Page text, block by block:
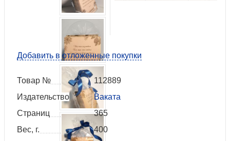
Добавить в отложенные покупки
Товар №
112889
Издательство
Ваката
Страниц
365
Вес, г.
400